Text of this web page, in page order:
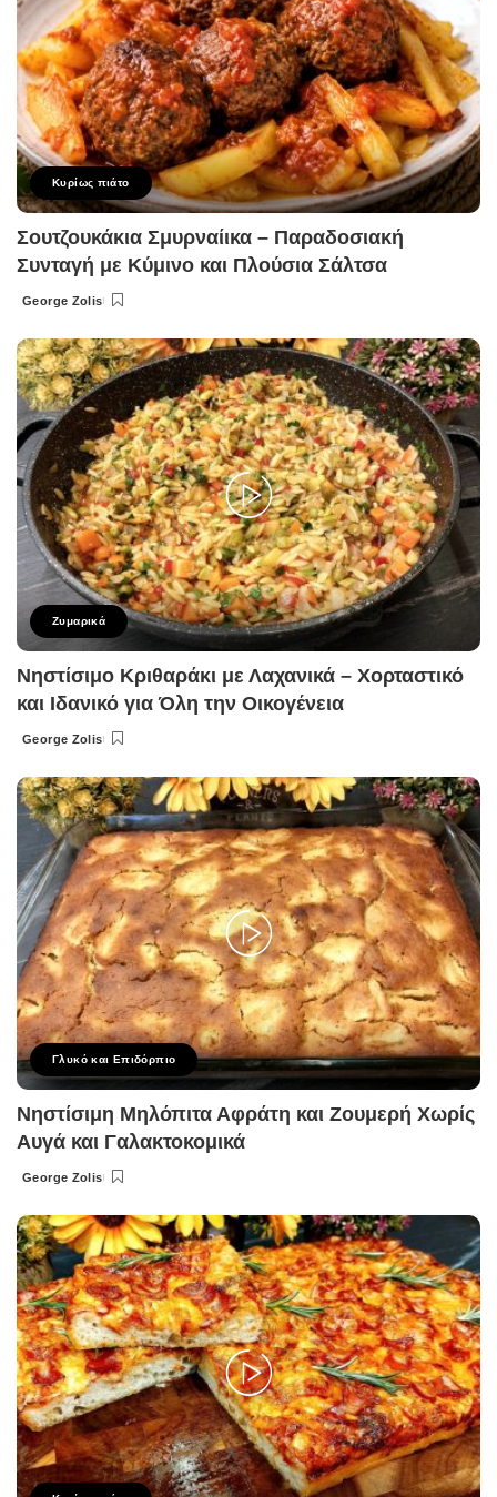
Κυρίως πιάτο
Σουτζουκάκια Σμυρναίικα – Παραδοσιακή
Συνταγή με Κύμινο και Πλούσια Σάλτσα
Posted
George Zolis
Ζυμαρικά
Νηστίσιμο Κριθαράκι με Λαχανικά – Χορταστικό
και Ιδανικό για Όλη την Οικογένεια
Posted
George Zolis
Γλυκό και Επιδόρπιο
Νηστίσιμη Μηλόπιτα Αφράτη και Ζουμερή Χωρίς
Αυγά και Γαλακτοκομικά
Posted
George Zolis